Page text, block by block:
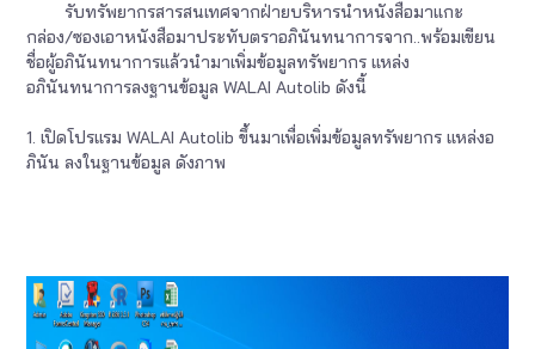
รับทรัพยากรสารสนเทศจากฝ่ายบริหารนำหนังสือมาแกะ
กล่อง/ซองเอาหนังสือมาประทับตราอภินันทนาการจาก..พร้อมเขียน
ชื่อผู้อภินันทนาการแล้วนำมาเพิ่มข้อมูลทรัพยากร แหล่ง
อภินันทนาการลงฐานข้อมูล WALAI Autolib ดังนี้
1. เปิดโปรแรม WALAI Autolib ขึ้นมาเพื่อเพิ่มข้อมูลทรัพยากร แหล่งอ
ภินัน ลงในฐานข้อมูล ดังภาพ